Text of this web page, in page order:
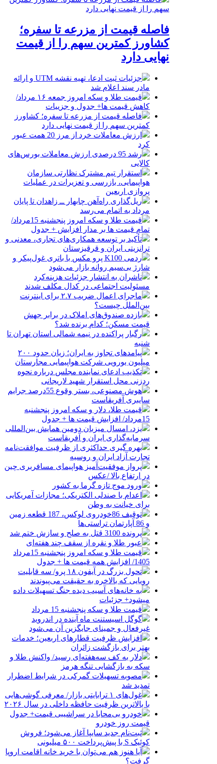
فاصله قیمت از مزرعه تا سفره؛
کشاورز کمترین سهم را از قیمت
نهایی دارد
جزئیات ثبت ادعا، تهیه نقشه UTM و ارائه
مادر سند اعلام شد
قیمت طلا و سکه امروز جمعه ۱۶ مرداد/
کاهش قیمت ها+ جدول و جزییات
فاصله قیمت از مزرعه تا سفره؛ کشاورز
کمترین سهم را از قیمت نهایی دارد
ارزش معاملات خرد از مرز 20 همت عبور
کرد
رشد 95 درصدی ارزش معاملات بورس‌های
کالایی
استقرار تیم مشترک نظارتی سازمان
هواپیمایی، بازرسی و تعزیرات در عملیات
پروازی اربعین
ریل‌گذاری راه‌آهن چابهار ــ زاهدان تا پایان
مرداد به اتمام می‌رسد
قیمت طلا و سکه امروز پنجشنبه 15مرداد/
تمام قیمت ها بر مدار افزایش + جدول
تأکید بر توسعه همکاری‌های تجاری، معدنی و
ترانزیتی ایران و قرقیزستان
ردمی K100 پرو مکس با باتری غول‌پیکر و
شارژ بی‌سیم روانه بازار می‌شود
ناشران به انتشار جزئیات هزینه‌کرد
مسئولیت اجتماعی در کدال مکلف شدند
ماجرای اعمال ضریب ۲.۷ برای اینترنت
بین‌الملل چیست؟
بازده صندوق‌های املاک در برابر جهش
قیمت مسکن؛ کدام برنده شد؟
رگبار پراکنده در نیمه شمالی استان تهران تا
شنبه
پیامدهای تجاوز به ایران؛ زیان حدود ۲۰۰
میلیون یورویی شرکت هواپیمایی مجارستان
تکذیب ادعای نماینده مجلس درباره نحوه
ردزنی محل استقرار شهید لاریجانی
هوش مصنوعی، بستر وقوع 55درصد جرایم
سایبری آفریقاست
قیمت طلا، دلار و سکه امروز پنجشنبه
15مرداد/ افزایش قیمت ها + جدول
یزد، امسال میزبان دومین همایش بین‌المللی
سرمایه‌گذاری ایران و آفریقاست
بهره گیری حداکثری از ظرفیت موافقت‌نامه
تجارت آزاد ایران و روسیه
پرواز موفقیت‌آمیز هواپیمای مسافربری چین
در ارتفاع بالا /عکس
ورود موج تازه گرما به کشور
اعدام با صندلی الکتریکی؛ مجازات آمریکایی
برای خیانت به وطن
توقیف 86خودروی لوکس، 187 قطعه زمین
و 86 آپارتمان تراستی‌ها
پرونده 3100 قتل به صلح و سازش ختم شد
عبور طلا و نقره از سقف چند هفته‌ای
قیمت طلا و سکه امروز پنجشنبه 15مرداد
1405/ افزایش همه قیمت ها + جدول
تحول بزرگ در آیفون ۱۸ پرو/ سه قابلیت
رویایی که بالاخره به حقیقت می‌پیوندند
به خانه‌های آسیب دیده جنگ تسهیلات داده
میشود+ جزئیات
قیمت طلا و سکه پنجشنبه 15 مرداد
گوگل اسیستنت ماه آینده در اندروید
غیرفعال و جمینای جایگزین آن می‌شود
افزایش ظرفیت قطارهای اربعین؛ خدمات
بهتر برای بازگشت زائران
دلار به کف سه‌هفته‌ای رسید/ واکنش طلا و
سکه به بازگشایی تنگه هرمز
مصوبه تسهیلات گمرکی در شرایط اضطرار
تمدید شد
غول‌های ۱ ترابایتی بازار/ معرفی گوشی‌هایی
با بالاترین ظرفیت حافظه داخلی در سال ۲۰۲۶
خودرو بی‌محابا در سراشیبی قیمت+ جدول
قیمت روز خودرو
ثبت‌نام جدید سایپا آغاز می‌شود؛ فروش
کوئیک S با پیش‌پرداخت ۵۰۰ میلیونی
آیا هنوز هم می‌توان با خرید خانه اقامت اروپا
گرفت؟